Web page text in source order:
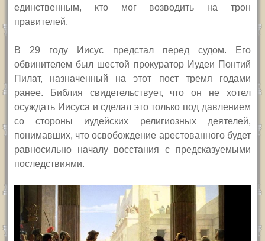
единственным, кто мог возводить на трон
правителей.
В 29 году Иисус предстал перед судом. Его
обвинителем был шестой прокуратор Иудеи Понтий
Пилат, назначенный на этот пост тремя годами
ранее. Библия свидетельствует, что он не хотел
осуждать Иисуса и сделал это только под давлением
со стороны иудейских религиозных деятелей,
понимавших, что освобождение арестованного будет
равносильно началу восстания с предсказуемыми
последствиями.